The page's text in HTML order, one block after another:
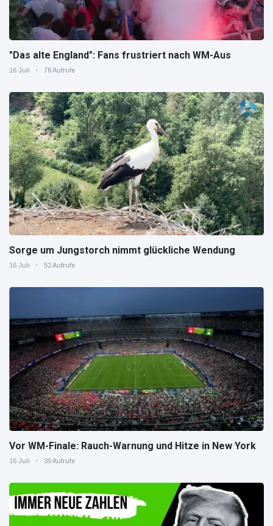
"Das alte England": Fans frustriert nach WM-Aus
16 Juli 78 Aufrufe
Sorge um Jungstorch nimmt glückliche Wendung
16 Juli 52 Aufrufe
Vor WM-Finale: Rauch-Warnung und Hitze in New York
16 Juli 39 Aufrufe